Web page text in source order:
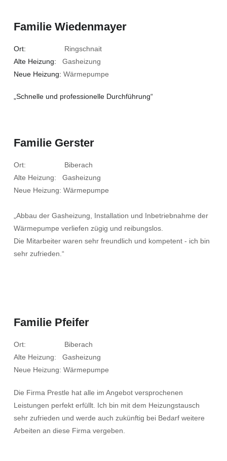
Familie Wiedenmayer
Ort: Ringschnait
Alte Heizung: Gasheizung
Neue Heizung: Wärmepumpe
„Schnelle und professionelle Durchführung“
Familie Gerster
Ort: Biberach
Alte Heizung: Gasheizung
Neue Heizung: Wärmepumpe
„Abbau der Gasheizung, Installation und Inbetriebnahme der
Wärmepumpe verliefen zügig und reibungslos.
Die Mitarbeiter waren sehr freundlich und kompetent - ich bin
sehr zufrieden.“
Familie Pfeifer
Ort: Biberach
Alte Heizung: Gasheizung
Neue Heizung: Wärmepumpe
Die Firma Prestle hat alle im Angebot versprochenen
Leistungen perfekt erfüllt. Ich bin mit dem Heizungstausch
sehr zufrieden und werde auch zukünftig bei Bedarf weitere
Arbeiten an diese Firma vergeben.